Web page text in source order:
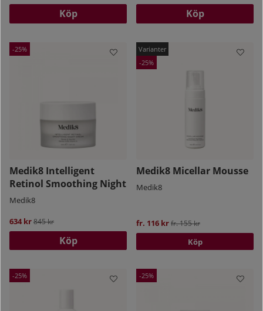
Köp Köp
25
Medik8 Intelligent
Retinol Smoothing Night
Medik8
634 krOrdinarie pris:
845 kr
Köp
25
Medik8 Micellar Mousse
Medik8
fr. 116 krOrdinarie pris:
fr. 155 kr
Köp
25 25